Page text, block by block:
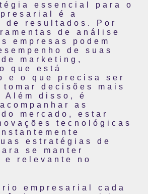
essencial para o
é a
de resultados. Por
de análise
empresas podem
de suas
marketing,
que está
e o que precisa ser
decisões mais
Além disso, é
as
mercado, estar
tecnológicas
estratégias de
se manter
e relevante no
empresarial cada